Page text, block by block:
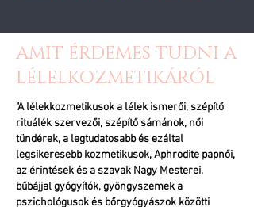
AMIT ÉRDEMES TUDNI A
LÉLELKOZMETIKÁRÓL
"A lélekkozmetikusok a lélek ismerői, szépítő
rituálék szervezői, szépítő sámánok, női
tündérek, a legtudatosabb és ezáltal
legsikeresebb kozmetikusok, Aphrodite papnői,
az érintések és a szavak Nagy Mesterei,
bűbájjal gyógyítók, gyöngyszemek a
pszichológusok és bőrgyógyászok közötti